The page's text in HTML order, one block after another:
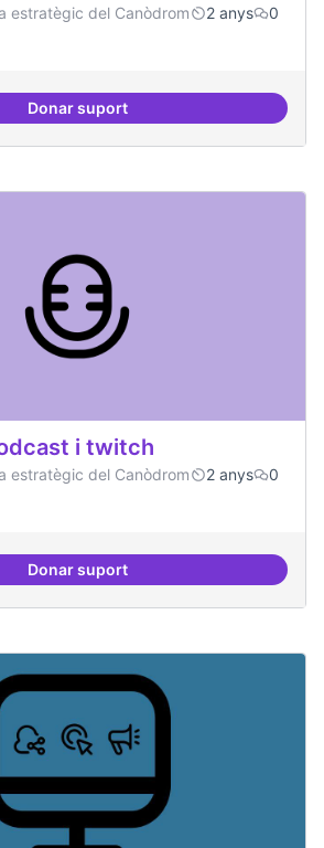
estratègic del Canòdrom 2 anys
0
Donar suport Comunitat
i twitch
estratègic del Canòdrom 2 anys
0
Donar suportCursos de podcast i twitch